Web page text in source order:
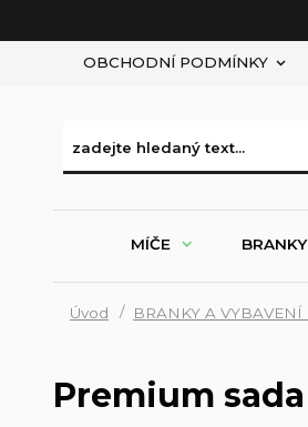
OBCHODNÍ PODMÍNKY
MÍČE
Úvod BRANKY A VYBAVENÍ
Premium